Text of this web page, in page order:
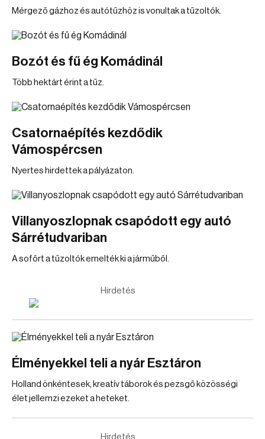
Mérgező gázhoz és autótűzhöz is vonultak a tűzoltók.
Bozót és fű ég Komádinál
Több hektárt érint a tűz.
Csatornaépítés kezdődik
Vámospércsen
Nyertes hirdettek a pályázaton.
Villanyoszlopnak csapódott egy autó
Sárrétudvariban
A sofőrt a tűzoltók emelték ki a járműből.
Hirdetés
Élményekkel teli a nyár Esztáron
Holland önkéntesek, kreatív táborok és pezsgő közösségi
élet jellemzi ezeket a heteket.
Hirdetés